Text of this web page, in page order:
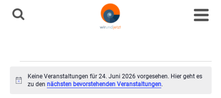
Veranstaltungen
Hinweis
Keine Veranstaltungen für 24. Juni 2026 vorgesehen. Hier geht es
zu dennächsten bevorstehenden Veranstaltungen.